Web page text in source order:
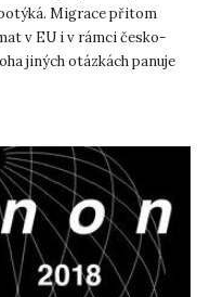
Migrace přitom
v EU i v rámci česko-
jiných otázkách panuje